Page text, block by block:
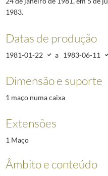
1983.
Datas de produção
1981-01-22 a 1983-06-11
Dimensão e suporte
1 maço numa caixa
Extensões
1 Maço
Âmbito e conteúdo